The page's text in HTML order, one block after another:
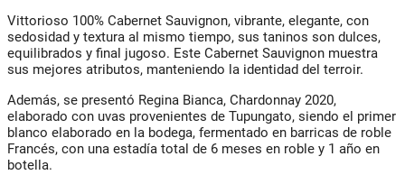
Vittorioso 100% Cabernet Sauvignon, vibrante, elegante, con
sedosidad y textura al mismo tiempo, sus taninos son dulces,
equilibrados y final jugoso. Este Cabernet Sauvignon muestra
sus mejores atributos, manteniendo la identidad del terroir.
Además, se presentó Regina Bianca, Chardonnay 2020,
elaborado con uvas provenientes de Tupungato, siendo el primer
blanco elaborado en la bodega, fermentado en barricas de roble
Francés, con una estadía total de 6 meses en roble y 1 año en
botella.